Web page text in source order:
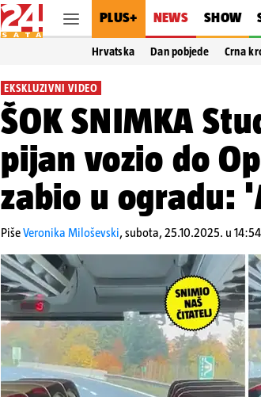
PLUS+ NEWS SHOW
Hrvatska Dan pobjede Crna
EKSKLUZIVNI VIDEO
ŠOK SNIMKA
pijan vozio do
zabio u ogradu:
PišeVeronika Miloševski,subota, 25.10.2025. u 14:54